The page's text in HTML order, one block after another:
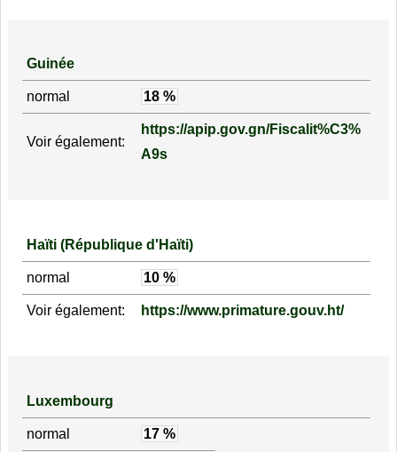
Guinée
normal 18 %
Voir également:
https://apip.gov.gn/Fiscalit%C3%
A9s
Haïti (République d'Haïti)
normal 10 %
Voir également: https://www.primature.gouv.ht/
Luxembourg
normal 17 %